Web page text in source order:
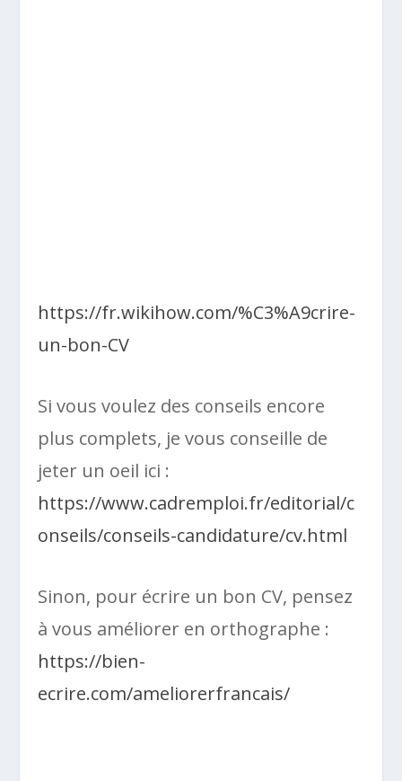
https://fr.wikihow.com/%C3%A9crire-
un-bon-CV
Si vous voulez des conseils encore
plus complets, je vous conseille de
jeter un oeil ici :
https://www.cadremploi.fr/editorial/c
onseils/conseils-candidature/cv.html
Sinon, pour écrire un bon CV, pensez
à vous améliorer en orthographe :
https://bien-
ecrire.com/ameliorerfrancais/